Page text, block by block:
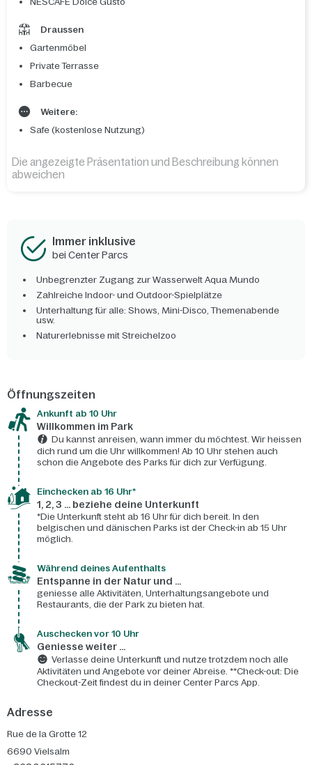
Draussen
Gartenmöbel
Private Terrasse
Barbecue
Weitere:
Safe (kostenlose Nutzung)
Die angezeigte Präsentation und Beschreibung können
abweichen
Immer inklusive
bei Center Parcs
Unbegrenzter Zugang zur Wasserwelt Aqua Mundo
Zahlreiche Indoor- und Outdoor-Spielplätze
Unterhaltung für alle: Shows, Mini-Disco, Themenabende
usw.
Naturerlebnisse mit Streichelzoo
Öffnungszeiten
Ankunft ab 10 Uhr
Willkommen im Park
Du kannst anreisen, wann immer du möchtest. Wir heissen
dich rund um die Uhr willkommen! Ab 10 Uhr stehen auch
schon die Angebote des Parks für dich zur Verfügung.
Einchecken ab 16 Uhr*
1, 2, 3 ... beziehe deine Unterkunft
*Die Unterkunft steht ab 16 Uhr für dich bereit. In den
belgischen und dänischen Parks ist der Check-in ab 15 Uhr
möglich.
Während deines Aufenthalts
Entspanne in der Natur und ...
geniesse alle Aktivitäten, Unterhaltungsangebote und
Restaurants, die der Park zu bieten hat.
Auschecken vor 10 Uhr
Geniesse weiter ...
Verlasse deine Unterkunft und nutze trotzdem noch alle
Aktivitäten und Angebote vor deiner Abreise. **Check-out: Die
Checkout-Zeit findest du in deiner Center Parcs App.
Adresse
Rue de la Grotte 12
6690 Vielsalm